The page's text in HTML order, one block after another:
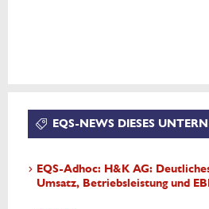
EQS-NEWS DIESES
EQS-Adhoc: H&K AG:
Umsatz, Betriebsleistung und